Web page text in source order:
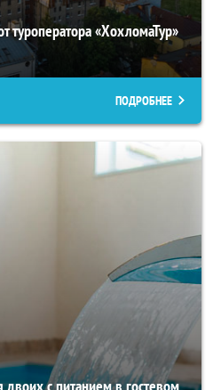
туроператора «ХохломаТур»
ПОДРОБНЕЕ